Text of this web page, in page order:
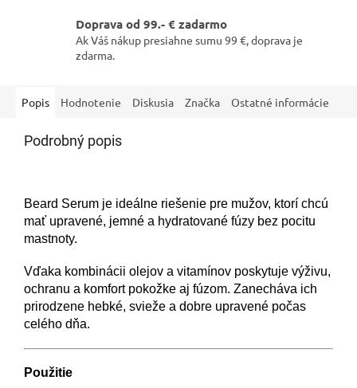
Doprava od 99.- € zadarmo
Ak Váš nákup presiahne sumu 99 €, doprava je
zdarma.
Popis Hodnotenie Diskusia Značka Ostatné informácie
Podrobný popis
Beard Serum je ideálne riešenie pre mužov, ktorí chcú
mať upravené, jemné a hydratované fúzy bez pocitu
mastnoty.
Vďaka kombinácii olejov a vitamínov poskytuje výživu,
ochranu a komfort pokožke aj fúzom. Zanecháva ich
prirodzene hebké, svieže a dobre upravené počas
celého dňa.
Použitie